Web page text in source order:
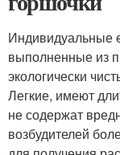
Индивидуальные
выполненные из
экологически
Легкие, имеют
не содержат
возбудителей